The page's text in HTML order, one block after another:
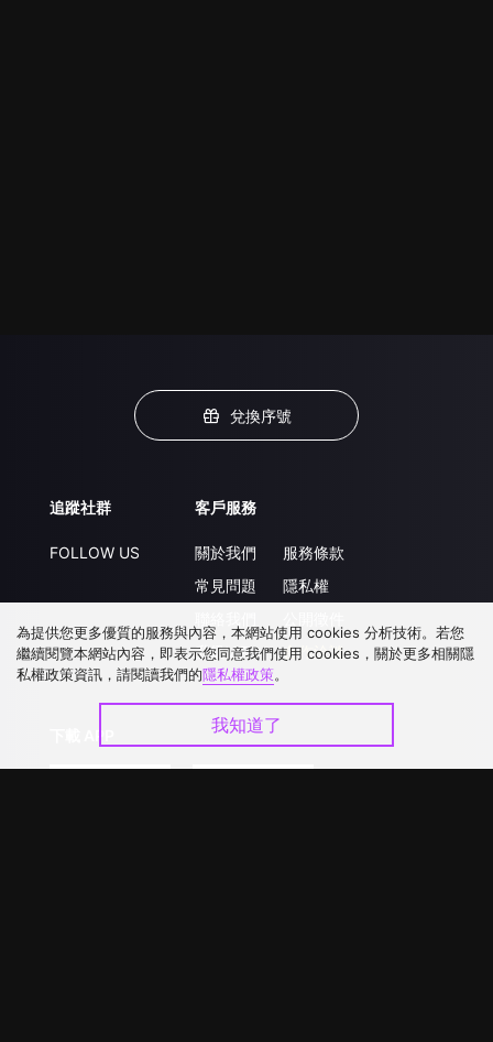
兌換序號
追蹤社群
FOLLOW US
客戶服務
關於我們
常見問題
升級VIP
服務條款
隱私權
合作洽談
為提供您更多優質的服務與內容，本網站使用 cookies 分析技術。若您
繼續閱覽本網站內容，即表示您同意我們使用 cookies，關於更多相關隱
私權政策資訊，請閱讀我們的隱私權政策。
我知道了